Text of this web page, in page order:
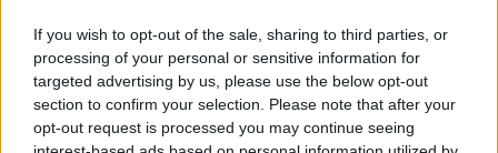
If you wish to opt-out of the sale, sharing to third parties, or
processing of your personal or sensitive information for
targeted advertising by us, please use the below opt-out
section to confirm your selection. Please note that after your
opt-out request is processed you may continue seeing
Ακολουθήστε το E-Radio.gr στοGoogle News
και μάθετε πρώτοιτα πιο hot νέα.